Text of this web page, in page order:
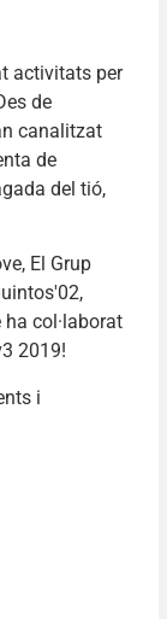
activitats per
de
canalitzat
de
del tió,
El Grup
col·laborat
2019!
i